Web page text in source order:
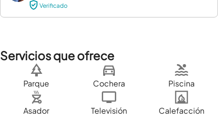
Verificado
Servicios que ofrece
Parque Cochera Piscina
Asador Televisión
Calefacción